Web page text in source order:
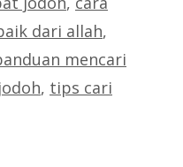
dari allah,
mencari
, tips cari